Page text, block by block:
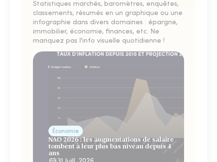
Statistiques marchés, baromètres, enquêtes,
classements, résumés en un graphique ou une
infographie dans divers domaines : épargne,
immobilier, économie, finances, etc. Ne
manquez pas l'info visuelle quotidienne !
Économie
NAO 2026 : les augmentations de salaire
tombent à leur plus bas niveau depuis 4
ans